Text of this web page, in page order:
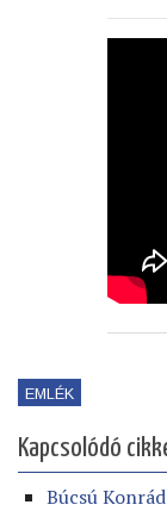
EMLÉK
Kapcsolódó
Búcsú